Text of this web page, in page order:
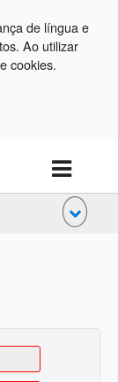
de língua e
Ao utilizar
cookies.